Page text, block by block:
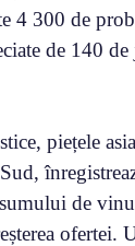
4 300 de
de 140
piețele
de
ofertei.